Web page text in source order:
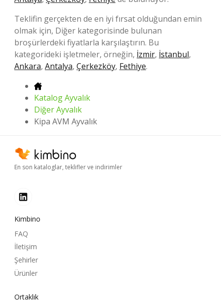
Teklifin gerçekten de en iyi fırsat olduğundan emin
olmak için, Diğer kategorisinde bulunan
broşürlerdeki fiyatlarla karşılaştırın. Bu
kategorideki işletmeler, örneğin, İzmir, İstanbul,
Ankara, Antalya, Çerkezköy, Fethiye.
Katalog Ayvalık
Diğer Ayvalık
Kipa AVM Ayvalık
En son kataloglar, teklifler ve indirimler
Kimbino
FAQ
İletişim
Şehirler
Ürünler
Ortaklık